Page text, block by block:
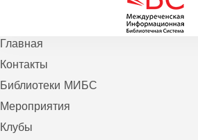
Главная
Контакты
Библиотеки МИБС
Мероприятия
Клубы